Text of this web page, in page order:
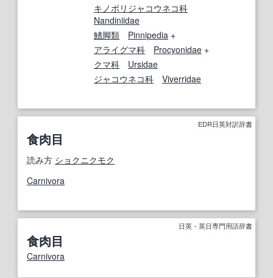
キノボリジャコウネコ科
Nandiniidae
鰭脚類
Pinnipedia +
アライグマ科
Procyonidae +
クマ科
Ursidae
ジャコウネコ科
Viverridae
EDR日英対訳辞書
食肉目
読み方 ショクニクモク
Carnivora
日英・英日専門用語辞書
食肉目
Carnivora